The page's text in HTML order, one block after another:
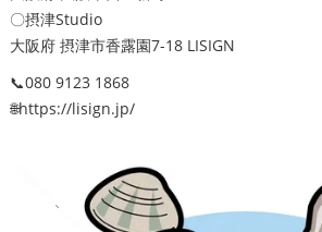
〇摂津Studio
大阪府 摂津市香露園7-18 LISIGN
📞080 9123 1868
🌐https://lisign.jp/